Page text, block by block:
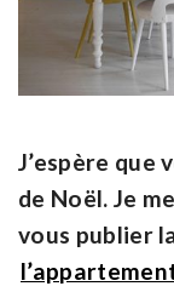
J’espère que
de Noël. Je
vous publier